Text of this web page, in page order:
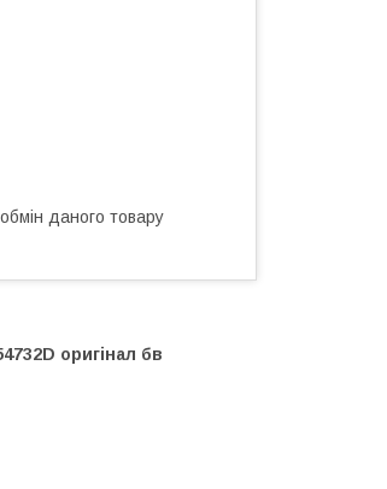
даного товару
оригінал бв